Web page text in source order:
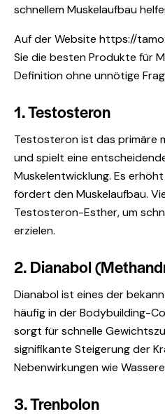
schnellem Muskelaufbau
Auf der Website https://
Sie die besten Produkte für
Definition ohne unnötige
1. Testosteron
Testosteron ist das primäre
und spielt eine
Muskelentwicklung. Es
fördert den Muskelaufbau.
Testosteron-Esther, um
erzielen.
2. Dianabol
Dianabol ist eines der
häufig in der Bodybuilding-
sorgt für schnelle
signifikante Steigerung der
Nebenwirkungen wie
3. Trenbolon